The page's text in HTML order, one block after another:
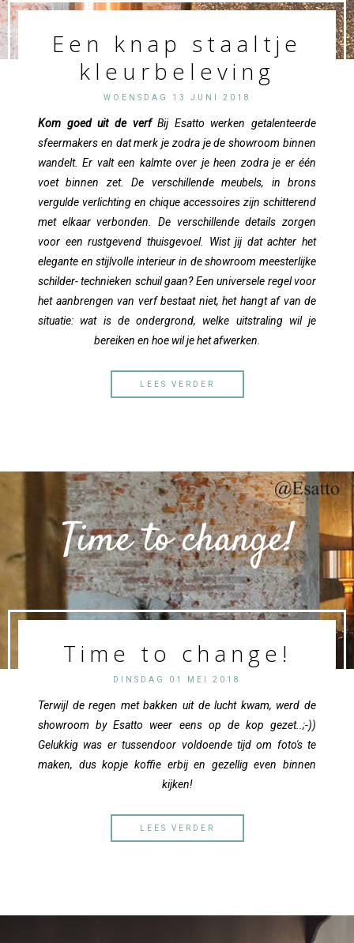
kleurbeleving
Een knap staaltje
kleurbeleving
WOENSDAG 13 JUNI 2018
Kom goed uit de verfBij Esatto werken getalenteerde
sfeermakers en dat merk je zodra je de showroom binnen
wandelt. Er valt een kalmte over je heen zodra je er één
voet binnen zet. De verschillende meubels, in brons
vergulde verlichting en chique accessoires zijn schitterend
met elkaar verbonden. De verschillende details zorgen
voor een rustgevend thuisgevoel. Wist jij dat achter het
elegante en stijlvolle interieur in de showroom meesterlijke
schilder- technieken schuil gaan? Een universele regel voor
het aanbrengen van verf bestaat niet, het hangt af van de
situatie: wat is de ondergrond, welke uitstraling wil je
bereiken en hoe wil je het afwerken.
LEES VERDER
Time to change!
Time to change!
DINSDAG 01 MEI 2018
Terwijl de regen met bakken uit de lucht kwam, werd de
showroom by Esatto weer eens op de kop gezet..;-))
Gelukkig was er tussendoor voldoende tijd om foto's te
maken, dus kopje koffie erbij en gezellig even binnen
kijken!
LEES VERDER